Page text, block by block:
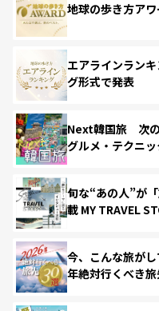
地球の歩き方ア
エアラインラン
グ形式で発表
Next韓国旅 次の
グルメ・テクニッ
旬な“あの人”が
載 MY TRAVEL
今、こんな旅が
年絶対行くべき